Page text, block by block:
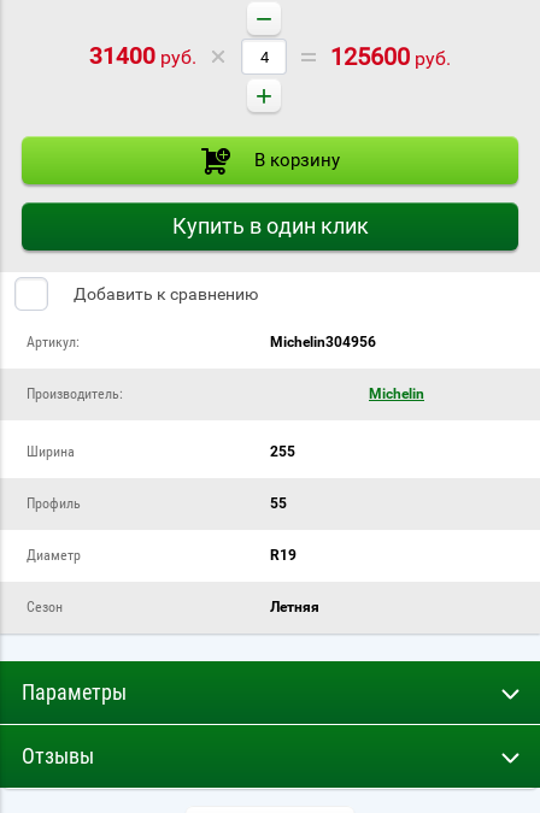
31400 руб.
−
+
125600 руб.
В корзину
Купить в один клик
Добавить к сравнению
Артикул: Michelin304956
Производитель: Michelin
Ширина 255
Профиль 55
Диаметр R19
Сезон Летняя
Параметры
Отзывы